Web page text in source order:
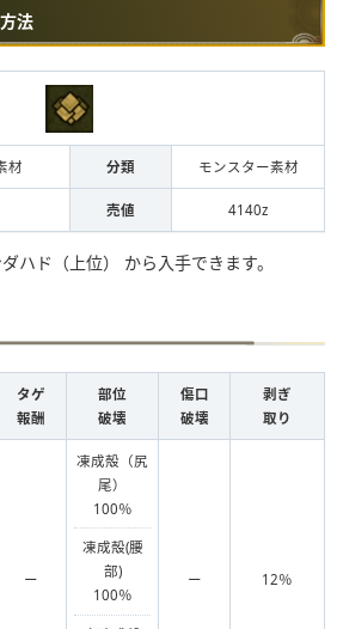
法
材 分類 モンスター素材
売値 4140z
ハド（上位） から入手できます。
タゲ
報酬
部位
破壊
傷口
破壊
剥ぎ
取り
ー
凍成殻（尻
尾）
100％
凍成殻(腰
部)
100％
ー 12％